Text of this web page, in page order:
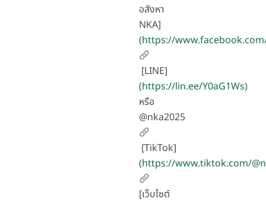
อสังหา
NKA]
(https://
[LINE]
(https://lin.ee/Y0aG1Ws)
หรือ
@nka2025
[TikTok]
(https://www.tiktok.com/
[เว็บไซต์